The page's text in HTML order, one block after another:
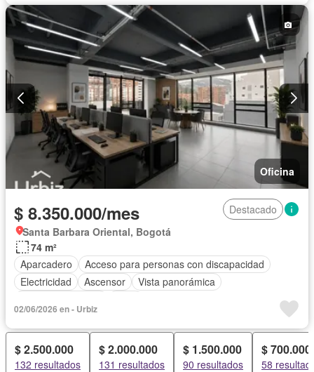
Oficina
$ 8.350.000/mes
Destacado
Santa Barbara Oriental, Bogotá
74 m²
Aparcadero
Acceso para personas con discapacidad
Electricidad
Ascensor
Vista panorámica
02/06/2026 en - Urbiz
$ 2.500.000
132 resultados
$ 2.000.000
131 resultados
$ 1.500.000
90 resultados
$ 700.000
58